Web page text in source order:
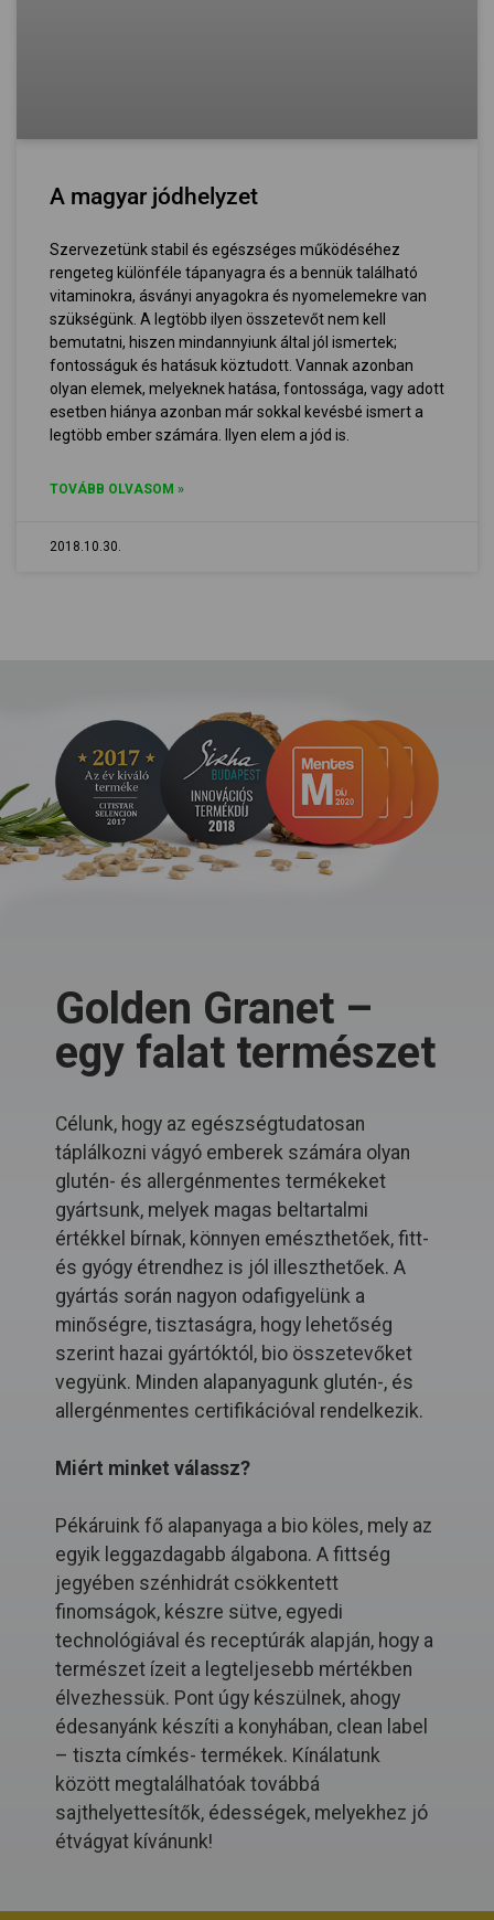
A magyar jódhelyzet
Szervezetünk stabil és egészséges működéséhez
rengeteg különféle tápanyagra és a bennük található
vitaminokra, ásványi anyagokra és nyomelemekre van
szükségünk. A legtöbb ilyen összetevőt nem kell
bemutatni, hiszen mindannyiunk által jól ismertek;
fontosságuk és hatásuk köztudott. Vannak azonban
olyan elemek, melyeknek hatása, fontossága, vagy adott
esetben hiánya azonban már sokkal kevésbé ismert a
legtöbb ember számára. Ilyen elem a jód is.
TOVÁBB OLVASOM »
2018.10.30.
Golden Granet –
egy falat természet
Célunk, hogy az egészségtudatosan
táplálkozni vágyó emberek számára olyan
glutén- és allergénmentes termékeket
gyártsunk, melyek magas beltartalmi
értékkel bírnak, könnyen emészthetőek, fitt-
és gyógy étrendhez is jól illeszthetőek. A
gyártás során nagyon odafigyelünk a
minőségre, tisztaságra, hogy lehetőség
szerint hazai gyártóktól, bio összetevőket
vegyünk. Minden alapanyagunk glutén-, és
allergénmentes certifikációval rendelkezik.
Miért minket válassz?
Pékáruink fő alapanyaga a bio köles, mely az
egyik leggazdagabb álgabona. A fittség
jegyében szénhidrát csökkentett
finomságok, készre sütve, egyedi
technológiával és receptúrák alapján, hogy a
természet ízeit a legteljesebb mértékben
élvezhessük. Pont úgy készülnek, ahogy
édesanyánk készíti a konyhában, clean label
– tiszta címkés- termékek. Kínálatunk
között megtalálhatóak továbbá
sajthelyettesítők, édességek, melyekhez jó
étvágyat kívánunk!